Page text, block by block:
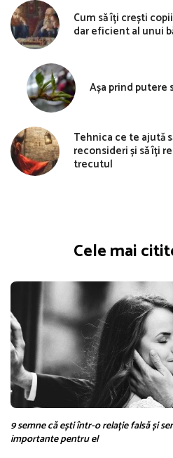
Cum să îți crești
dar eficient al unui
Așa prind putere
Tehnica ce te ajută
reconsideri și să îți
trecutul
Cele mai
9 semne că ești într-o relație falsă și
importante pentru el